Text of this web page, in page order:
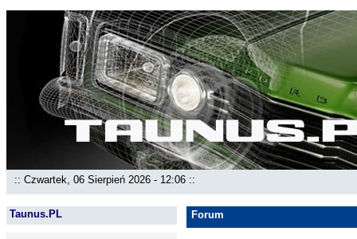
:: Czwartek, 06 Sierpień 2026 - 12:06 ::
Taunus.PL Forum